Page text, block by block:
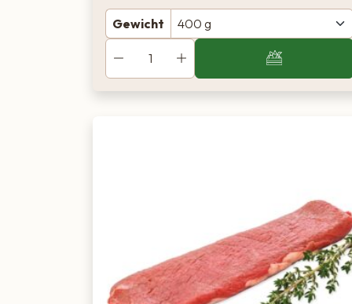
Gewicht